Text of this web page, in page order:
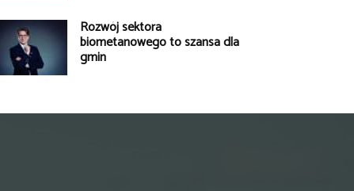
Rozwój sektora
biometanowego to szansa dla
gmin